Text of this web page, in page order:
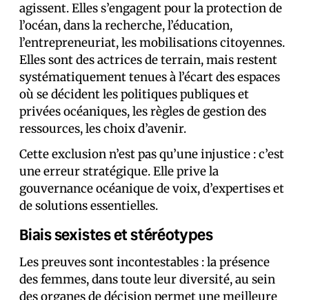
agissent. Elles s’engagent pour la protection de
l’océan, dans la recherche, l’éducation,
l’entrepreneuriat, les mobilisations citoyennes.
Elles sont des actrices de terrain, mais restent
systématiquement tenues à l’écart des espaces
où se décident les politiques publiques et
privées océaniques, les règles de gestion des
ressources, les choix d’avenir.
Cette exclusion n’est pas qu’une injustice : c’est
une erreur stratégique. Elle prive la
gouvernance océanique de voix, d’expertises et
de solutions essentielles.
Biais sexistes et stéréotypes
Les preuves sont incontestables : la présence
des femmes, dans toute leur diversité, au sein
des organes de décision permet une meilleure